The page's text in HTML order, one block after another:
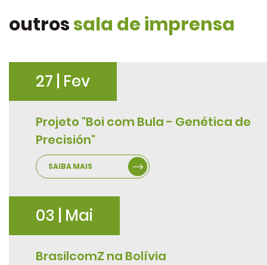
outrossala de imprensa
27 | Fev
Projeto "Boi com Bula - Genética de
Precisión"
SAIBA MAIS
03 | Mai
BrasilcomZ na Bolívia